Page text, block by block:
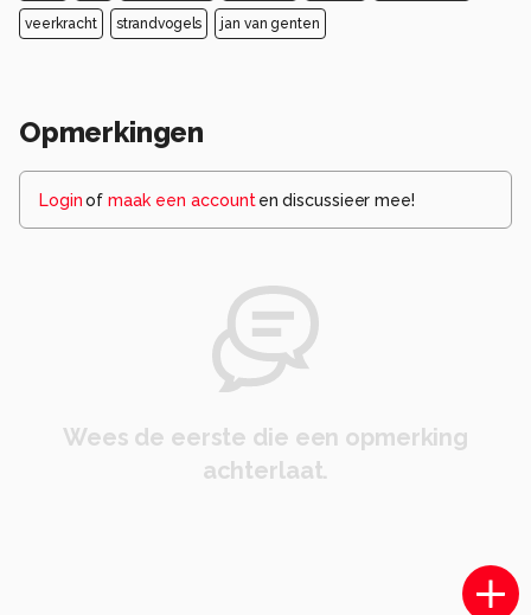
veerkracht strandvogels jan van genten
Opmerkingen
Loginof maak een account en discussieer mee!
Wees de eerste die een opmerking
achterlaat.